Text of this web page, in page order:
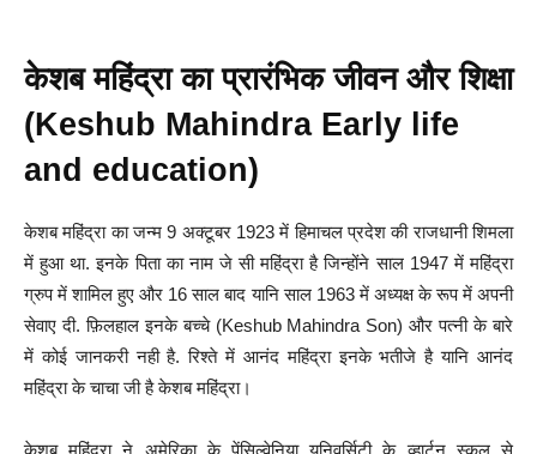
केशब महिंद्रा का प्रारंभिक जीवन और शिक्षा
(Keshub Mahindra Early life
and education)
केशब महिंद्रा का जन्म 9 अक्टूबर 1923 में हिमाचल प्रदेश की राजधानी शिमला
में हुआ था. इनके पिता का नाम जे सी महिंद्रा है जिन्होंने साल 1947 में महिंद्रा
ग्रुप में शामिल हुए और 16 साल बाद यानि साल 1963 में अध्यक्ष के रूप में अपनी
सेवाए दी. फ़िलहाल इनके बच्चे (Keshub Mahindra Son) और पत्नी के बारे
में कोई जानकरी नही है. रिश्ते में आनंद महिंद्रा इनके भतीजे है यानि आनंद
महिंद्रा के चाचा जी है केशब महिंद्रा।
केशब महिंद्रा ने अमेरिका के पेंसिल्वेनिया यूनिवर्सिटी के व्हार्टन स्कूल से